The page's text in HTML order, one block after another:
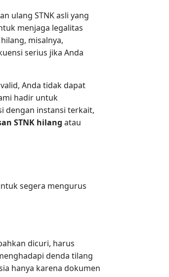
ulang STNK asli yang
menjaga legalitas
misalnya,
serius jika Anda
Anda tidak dapat
hadir untuk
dengan instansi terkait,
STNK hilang atau
segera mengurus
dicuri, harus
denda tilang
hanya karena dokumen